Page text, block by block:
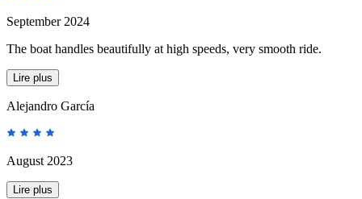
September 2024
The boat handles beautifully at high speeds, very smooth ride.
Lire plus
Alejandro García
August 2023
Lire plus